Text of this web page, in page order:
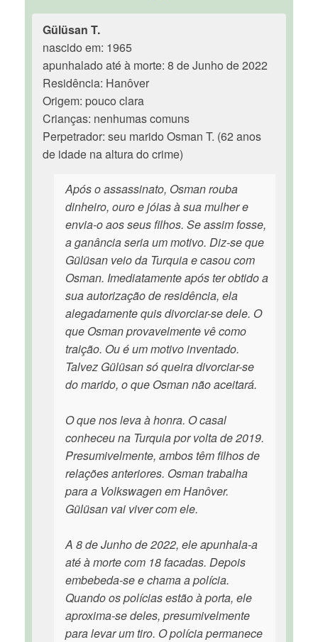
Gülüsan T.
nascido em: 1965
apunhalado até à morte: 8 de Junho de 2022
Residência: Hanôver
Origem: pouco clara
Crianças: nenhumas comuns
Perpetrador: seu marido Osman T. (62 anos
de idade na altura do crime)
Após o assassinato, Osman rouba
dinheiro, ouro e jóias à sua mulher e
envia-o aos seus filhos. Se assim fosse,
a ganância seria um motivo. Diz-se que
Gülüsan veio da Turquia e casou com
Osman. Imediatamente após ter obtido a
sua autorização de residência, ela
alegadamente quis divorciar-se dele. O
que Osman provavelmente vê como
traição. Ou é um motivo inventado.
Talvez Gülüsan só queira divorciar-se
do marido, o que Osman não aceitará.
O que nos leva à honra. O casal
conheceu na Turquia por volta de 2019.
Presumivelmente, ambos têm filhos de
relações anteriores. Osman trabalha
para a Volkswagen em Hanôver.
Gülüsan vai viver com ele.
A 8 de Junho de 2022, ele apunhala-a
até à morte com 18 facadas. Depois
embebeda-se e chama a polícia.
Quando os polícias estão à porta, ele
aproxima-se deles, presumivelmente
para levar um tiro. O polícia permanece